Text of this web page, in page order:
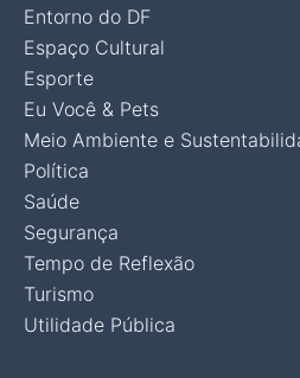
Entorno do DF
Espaço Cultural
Esporte
Eu Você & Pets
Meio Ambiente e
Política
Saúde
Segurança
Tempo de Reflexão
Turismo
Utilidade Pública